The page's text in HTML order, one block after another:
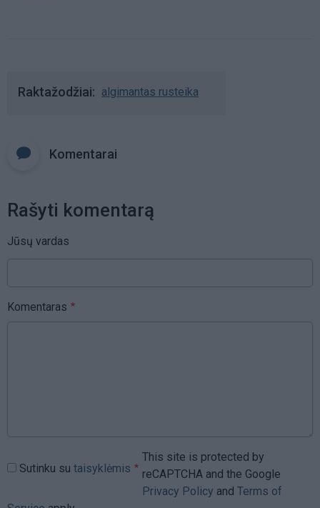
Raktažodžiai algimantas rusteika
Komentarai
Rašyti komentarą
Jūsų vardas
Komentaras
Sutinku su taisyklėmis
This site is protected by
reCAPTCHA and the Google
Privacy Policy and Terms of